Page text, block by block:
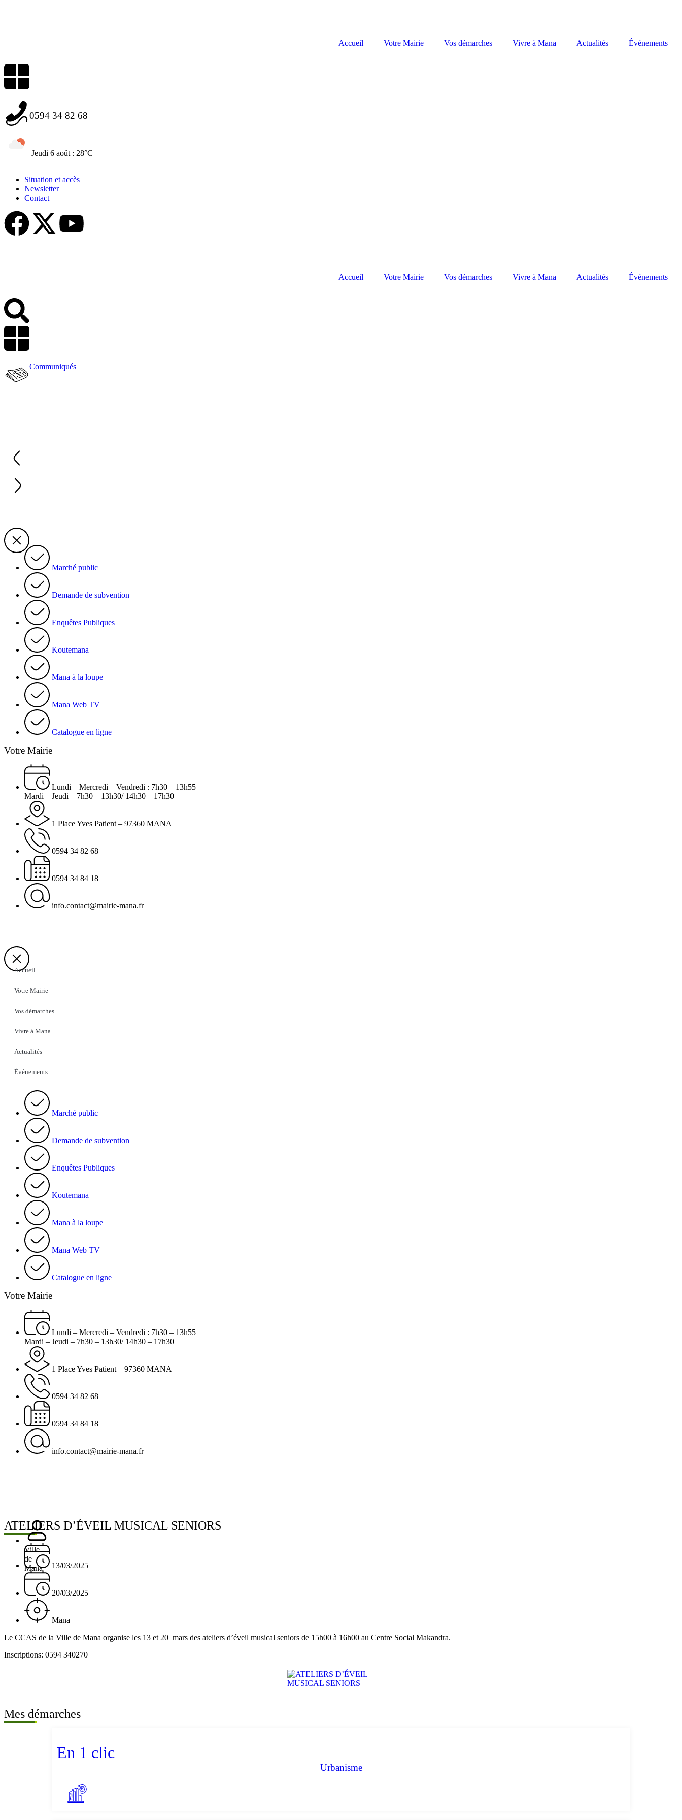
Accueil Votre Mairie Vos démarches Vivre à Mana Actualités Événements
0594 34 82 68
Jeudi 6 août : 28°C
Situation et accès
Newsletter
Contact
Accueil Votre Mairie Vos démarches Vivre à Mana Actualités Événements
Communiqués
Marché public
Demande de subvention
Enquêtes Publiques
Koutemana
Mana à la loupe
Mana Web TV
Catalogue en ligne
Votre Mairie
Lundi – Mercredi – Vendredi : 7h30 – 13h55
Mardi – Jeudi – 7h30 – 13h30/ 14h30 – 17h30
1 Place Yves Patient – 97360 MANA
0594 34 82 68
0594 34 84 18
info.contact@mairie-mana.fr
Accueil
Votre Mairie
Vos démarches
Vivre à Mana
Actualités
Événements
Marché public
Demande de subvention
Enquêtes Publiques
Koutemana
Mana à la loupe
Mana Web TV
Catalogue en ligne
Votre Mairie
Lundi – Mercredi – Vendredi : 7h30 – 13h55
Mardi – Jeudi – 7h30 – 13h30/ 14h30 – 17h30
1 Place Yves Patient – 97360 MANA
0594 34 82 68
0594 34 84 18
info.contact@mairie-mana.fr
Ville
de
Mana
ATELIERS D’ÉVEIL MUSICAL SENIORS
13/03/2025
20/03/2025
Mana
Le CCAS de la Ville de Mana organise les 13 et 20 mars des ateliers d’éveil musical seniors de 15h00 à 16h00 au Centre Social Makandra.
Inscriptions: 0594 340270
Mes démarches
En 1 clic
Urbanisme